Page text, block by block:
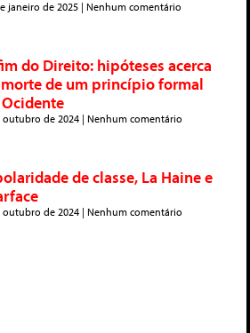
janeiro de 2025 Nenhum comentário
do Direito: hipóteses acerca
de um princípio formal
outubro de 2024 Nenhum comentário
de classe, La Haine e
outubro de 2024 Nenhum comentário